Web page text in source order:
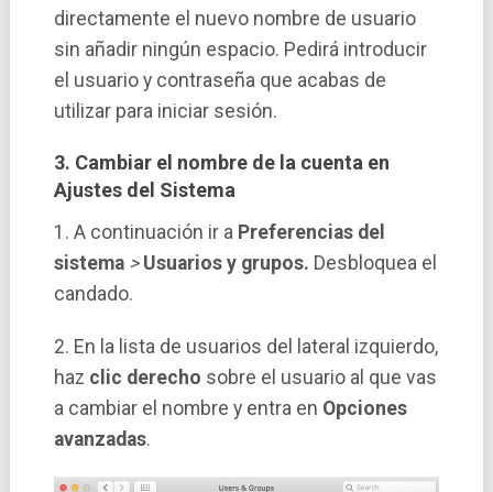
directamente el nuevo nombre de usuario
sin añadir ningún espacio. Pedirá introducir
el usuario y contraseña que acabas de
utilizar para iniciar sesión.
3. Cambiar el nombre de la cuenta en
Ajustes del Sistema
1. A continuación ir a Preferencias del
sistema > Usuarios y grupos. Desbloquea el
candado.
2. En la lista de usuarios del lateral izquierdo,
haz clic derecho sobre el usuario al que vas
a cambiar el nombre y entra en Opciones
avanzadas.